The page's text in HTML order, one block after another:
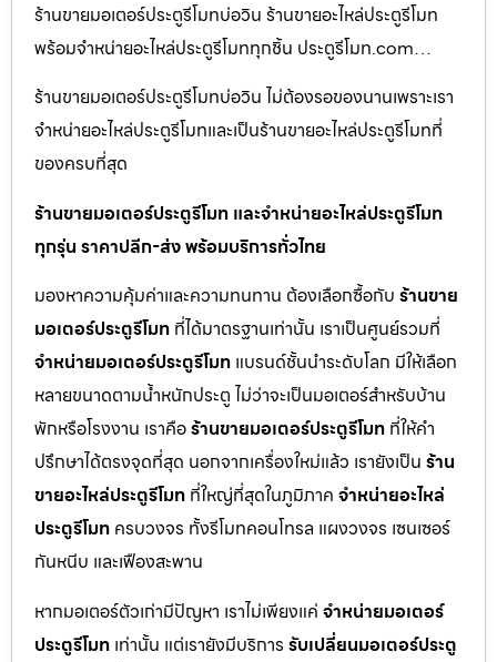
ร้านขายมอเตอร์ประตูรีโมทบ่อวิน ร้านขายอะไหล่ประตูรีโมท
พร้อมจำหน่ายอะไหล่ประตูรีโมททุกชิ้น ประตูรีโมท.com…
ร้านขายมอเตอร์ประตูรีโมทบ่อวิน ไม่ต้องรอของนานเพราะเรา
จำหน่ายอะไหล่ประตูรีโมทและเป็นร้านขายอะไหล่ประตูรีโมทที่
ของครบที่สุด
ร้านขายมอเตอร์ประตูรีโมท และจำหน่ายอะไหล่ประตูรีโมท
ทุกรุ่น ราคาปลีก-ส่ง พร้อมบริการทั่วไทย
มองหาความคุ้มค่าและความทนทาน ต้องเลือกซื้อกับ ร้านขาย
มอเตอร์ประตูรีโมท ที่ได้มาตรฐานเท่านั้น เราเป็นศูนย์รวมที่
จำหน่ายมอเตอร์ประตูรีโมท แบรนด์ชั้นนำระดับโลก มีให้เลือก
หลายขนาดตามน้ำหนักประตู ไม่ว่าจะเป็นมอเตอร์สำหรับบ้าน
พักหรือโรงงาน เราคือร้านขายมอเตอร์ประตูรีโมท ที่ให้คำ
ปรึกษาได้ตรงจุดที่สุด นอกจากเครื่องใหม่แล้ว เรายังเป็น ร้าน
ขายอะไหล่ประตูรีโมท ที่ใหญ่ที่สุดในภูมิภาค จำหน่ายอะไหล่
ประตูรีโมท ครบวงจร ทั้งรีโมทคอนโทรล แผงวงจร เซนเซอร์
กันหนีบ และเฟืองสะพาน
หากมอเตอร์ตัวเก่ามีปัญหา เราไม่เพียงแค่ จำหน่ายมอเตอร์
ประตูรีโมท เท่านั้น แต่เรายังมีบริการ รับเปลี่ยนมอเตอร์ประตู